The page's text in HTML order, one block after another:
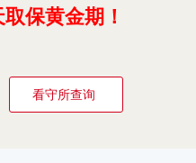
保黄金期！
看守所查询